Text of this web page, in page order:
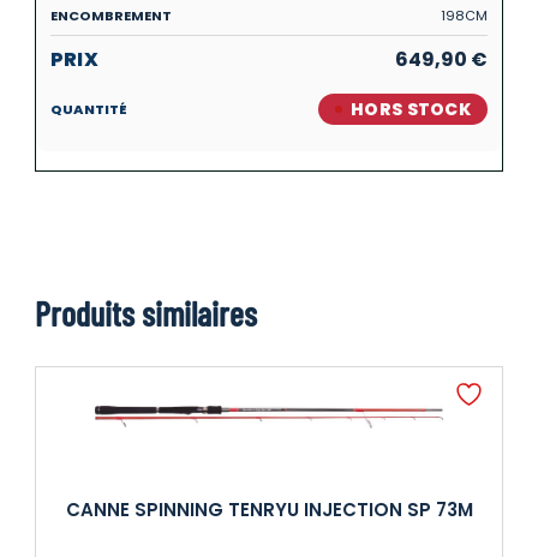
198CM
649,90 €
HORS STOCK
Produits similaires
CANNE SPINNING TENRYU INJECTION SP 73M